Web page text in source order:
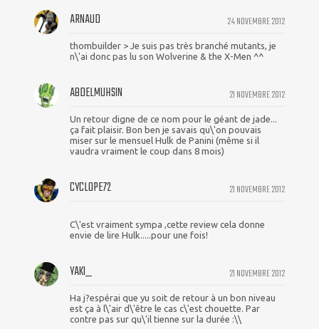
24 NOVEMBRE 2012
ARNAUD
thombuilder > Je suis pas très branché mutants, je
n\'ai donc pas lu son Wolverine & the X-Men ^^
21 NOVEMBRE 2012
ABDELMUHSIN
Un retour digne de ce nom pour le géant de jade...
ça fait plaisir. Bon ben je savais qu\'on pouvais
miser sur le mensuel Hulk de Panini (même si il
vaudra vraiment le coup dans 8 mois)
21 NOVEMBRE 2012
CYCLOPE72
C\'est vraiment sympa ,cette review cela donne
envie de lire Hulk.....pour une fois!
21 NOVEMBRE 2012
YAKI_
Ha j?espérai que yu soit de retour à un bon niveau
est ça à l\'air d\'être le cas c\'est chouette. Par
contre pas sur qu\'il tienne sur la durée :\\